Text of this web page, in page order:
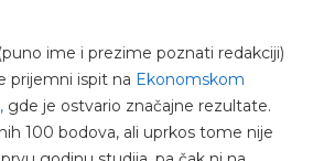
ime i prezime poznati redakciji)
prijemni ispit na Ekonomskom
gde je ostvario značajne rezultate.
100 bodova, ali uprkos tome nije